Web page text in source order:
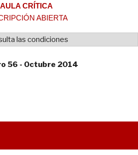
AULA CRÍTICA
ABIERTA
las condiciones
56 - Octubre 2014